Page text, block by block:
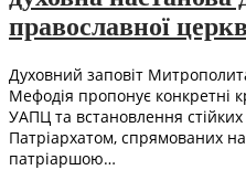
православної
Духовний заповіт
Мефодія пропонує конкретні
УАПЦ та встановлення стійких
Патріархатом, спрямованих
патріаршою…